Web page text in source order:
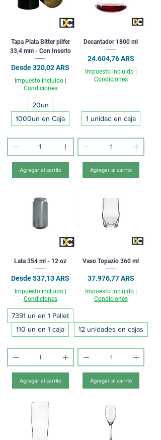
Tapa Plata Bitter pilfer
33,4 mm - Con Inserto
Desde320,02 ARS
Precio de oferta
Impuesto incluido|
Condiciones
20un
1000un en Caja
Agregar al carrito
Decantador 1800 ml
Precio
24.604,76 ARS
Impuesto incluido|
Condiciones
1 unidad en caja
Agregar al carrito
Lata 354 ml - 12 oz
Desde537,13 ARS
Precio de oferta
Impuesto incluido|
Condiciones
7391 un en 1 Pallet
110 un en 1 caja
Agregar al carrito
Vaso Topazio 360 ml
Precio
37.976,77 ARS
Impuesto incluido|
Condiciones
12 unidades en cajas
Agregar al carrito